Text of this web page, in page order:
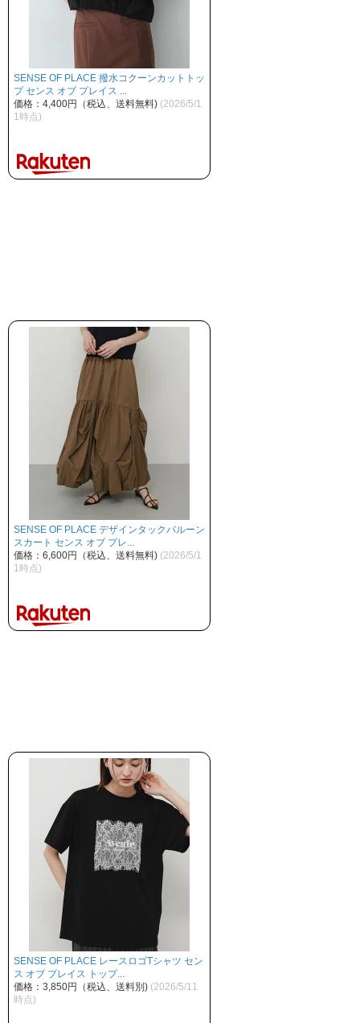
SENSE OF PLACE 撥水コクーンカットトッ
プ センス オブ プレイス ...
価格：4,400円（税込、送料無料) (2026/5/1
1時点)
SENSE OF PLACE デザインタックバルーン
スカート センス オブ プレ...
価格：6,600円（税込、送料無料) (2026/5/1
1時点)
SENSE OF PLACE レースロゴTシャツ セン
ス オブ プレイス トップ...
価格：3,850円（税込、送料別) (2026/5/11
時点)